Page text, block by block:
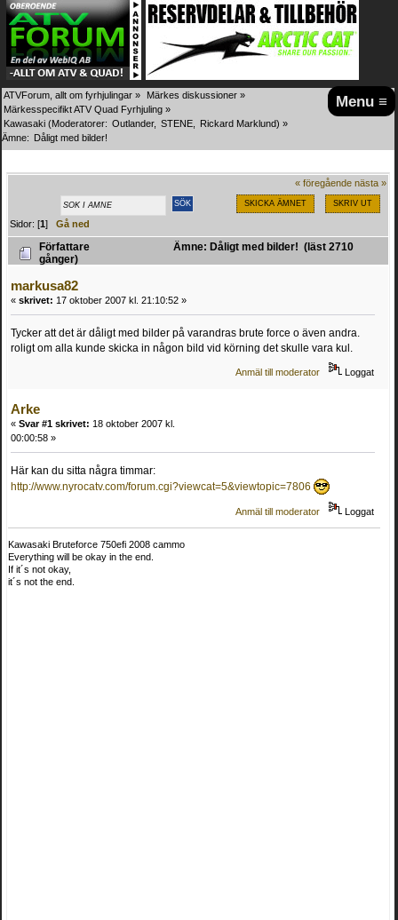
Menu ≡
ATVForum, allt om fyrhjulingar » Märkes diskussioner »
Märkesspecifikt ATV Quad Fyrhjuling »
Kawasaki (Moderatorer: Outlander, STENE Rickard Marklund) »
Ämne: Dåligt med bilder!
« föregående nästa »
SKICKA ÄMNET SKRIV UT
Sidor: [1]Gå ned
Författare
Ämne: Dåligt med bilder! (läst 2710
gånger)
markusa82
« skrivet: 17 oktober 2007 kl. 21:10:52 »
Tycker att det är dåligt med bilder på varandras brute force o även andra.
roligt om alla kunde skicka in någon bild vid körning det skulle vara kul.
Anmäl till moderator Loggat
Arke
« Svar #1 skrivet: 18 oktober 2007 kl.
00:00:58 »
Här kan du sitta några timmar:
http://www.nyrocatv.com/forum.cgi?viewcat=5&viewtopic=7806
Anmäl till moderator Loggat
Kawasaki Bruteforce 750efi 2008 cammo
Everything will be okay in the end.
If it´s not okay,
it´s not the end.